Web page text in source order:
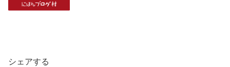
シェアする